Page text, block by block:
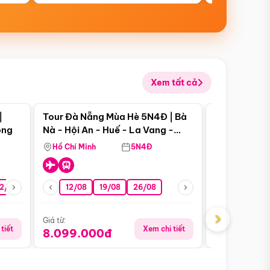
Xem tất cả
08 26/08 05/09 09/09 12/09
tiết
Điểm nổi bật
Tour Đà Nẵng Mùa Hè 5N4Đ | Bà
Nà - Hội An - Huế - La Vang -
Động Thiên Đường
Hồ Chí Minh 5N4Đ
12/08 19/08 26/08
Giá từ:
8.099.000đ Xem chi tiết
Giá từ:
›